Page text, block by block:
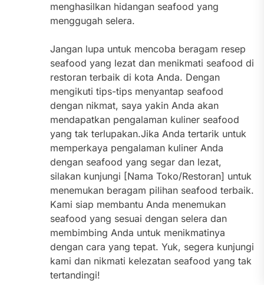
menghasilkan hidangan seafood yang
menggugah selera.
Jangan lupa untuk mencoba beragam resep
seafood yang lezat dan menikmati seafood di
restoran terbaik di kota Anda. Dengan
mengikuti tips-tips menyantap seafood
dengan nikmat, saya yakin Anda akan
mendapatkan pengalaman kuliner seafood
yang tak terlupakan.Jika Anda tertarik untuk
memperkaya pengalaman kuliner Anda
dengan seafood yang segar dan lezat,
silakan kunjungi [Nama Toko/Restoran] untuk
menemukan beragam pilihan seafood terbaik.
Kami siap membantu Anda menemukan
seafood yang sesuai dengan selera dan
membimbing Anda untuk menikmatinya
dengan cara yang tepat. Yuk, segera kunjungi
kami dan nikmati kelezatan seafood yang tak
tertandingi!